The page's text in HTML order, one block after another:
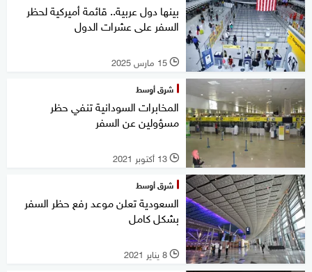
بينها دول عربية.. قائمة أميركية لحظر
السفر على عشرات الدول
l 15 مارس 2025
شرق أوسط
المخابرات السودانية تنفي حظر
مسؤولين عن السفر
l 13 أكتوبر 2021
شرق أوسط
السعودية تعلن موعد رفع حظر السفر
بشكل كامل
l 8 يناير 2021